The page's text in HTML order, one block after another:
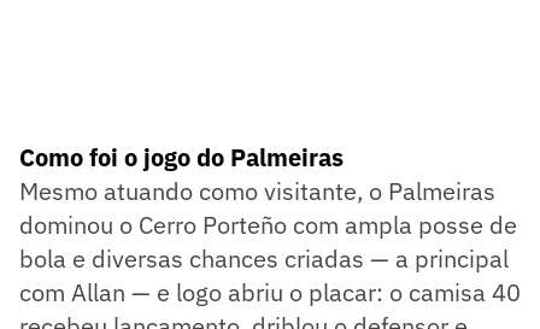
Como foi o jogo do Palmeiras
Mesmo atuando como visitante, o Palmeiras
dominou o Cerro Porteño com ampla posse de
bola e diversas chances criadas — a principal
com Allan — e logo abriu o placar: o camisa 40